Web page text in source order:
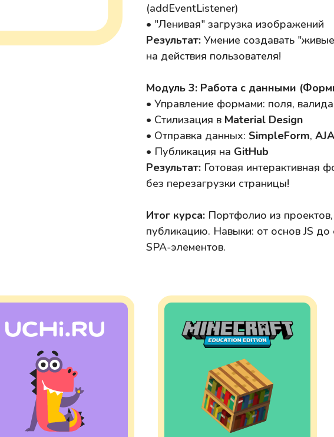
(addEventListener)
• "Ленивая" загрузка изображений
Результат: Умение создавать
на действия пользователя!
Модуль 3: Работа с данными
• Управление формами: поля,
• Стилизация в Material Design
• Отправка данных: SimpleForm,
• Публикация на GitHub
Результат: Готовая интерактивная
без перезагрузки страницы!
Итог курса: Портфолио из
публикацию. Навыки: от основ JS
SPA-элементов.